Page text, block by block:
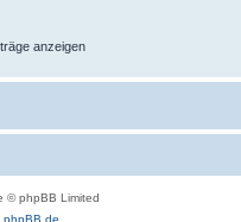
anzeigen
© phpBB Limited
phpBB.de